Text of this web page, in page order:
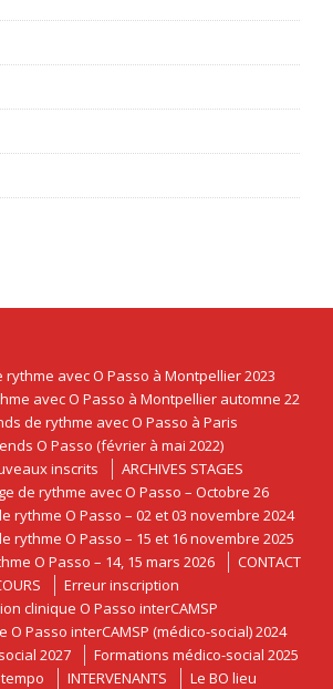
avec O Passo à Montpellier 2023
avec O Passo à Montpellier automne 22
de rythme avec O Passo à Paris
O Passo (février à mai 2022)
inscrits
ARCHIVES STAGES
de rythme avec O Passo – Octobre 26
rythme O Passo – 02 et 03 novembre 2024
rythme O Passo – 15 et 16 novembre 2025
O Passo – 14, 15 mars 2026
CONTACT
Erreur inscription
clinique O Passo interCAMSP
O Passo interCAMSP (médico-social) 2024
2027
Formations médico-social 2025
INTERVENANTS
Le BO lieu